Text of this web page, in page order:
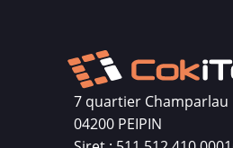
7 quartier Champarlau
04200 PEIPIN